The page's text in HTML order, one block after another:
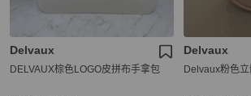
Delvaux
DELVAUX棕色LOGO皮拼布手拿包
Delvaux
Delvaux粉色